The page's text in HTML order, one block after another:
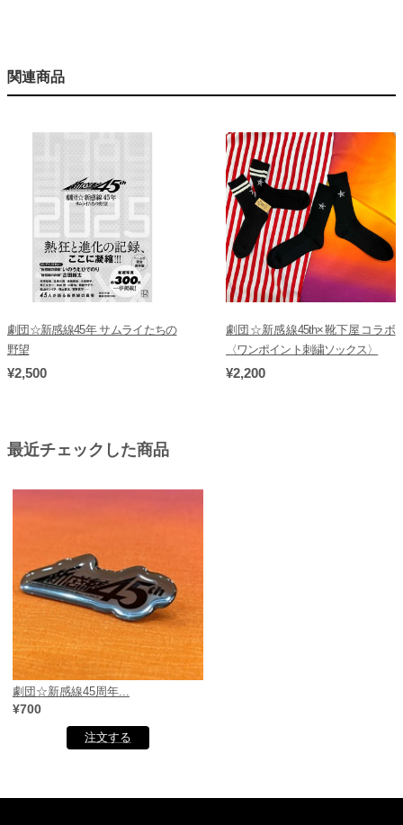
関連商品
劇団☆新感線45年 サムライたちの
野望
¥2,500
劇団☆新感線45th×靴下屋コラボ
〈ワンポイント刺繍ソックス〉
¥2,200
最近チェックした商品
劇団☆新感線45周年...
¥700